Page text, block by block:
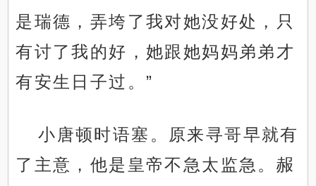
是瑞德，弄垮了我对她没好处，只
有讨了我的好，她跟她妈妈弟弟才
有安生日子过。”
小唐顿时语塞。原来寻哥早就有
了主意，他是皇帝不急太监急。赧